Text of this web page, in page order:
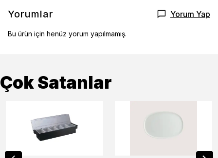
Yorumlar Yorum Yap
Bu ürün için henüz yorum yapılmamış.
Çok Satanlar